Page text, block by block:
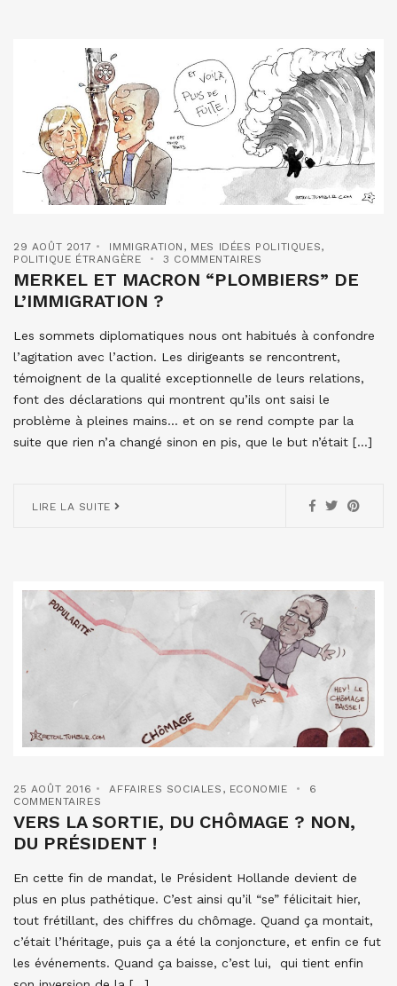
29 AOÛT 2017 IMMIGRATION , MES IDÉES POLITIQUES,
POLITIQUE ÉTRANGÈRE
3 COMMENTAIRES
MERKEL ET MACRON “PLOMBIERS” DE
L’IMMIGRATION ?
Les sommets diplomatiques nous ont habitués à confondre
l’agitation avec l’action. Les dirigeants se rencontrent,
témoignent de la qualité exceptionnelle de leurs relations,
font des déclarations qui montrent qu’ils ont saisi le
problème à pleines mains… et on se rend compte par la
suite que rien n’a changé sinon en pis, que le but n’était […]
LIRE LA SUITE
25 AOÛT 2016 AFFAIRES SOCIALES , ECONOMIE
6
COMMENTAIRES
VERS LA SORTIE, DU CHÔMAGE ? NON,
DU PRÉSIDENT !
En cette fin de mandat, le Président Hollande devient de
plus en plus pathétique. C’est ainsi qu’il “se” félicitait hier,
tout frétillant, des chiffres du chômage. Quand ça montait,
c’était l’héritage, puis ça a été la conjoncture, et enfin ce fut
les événements. Quand ça baisse, c’est lui, qui tient enfin